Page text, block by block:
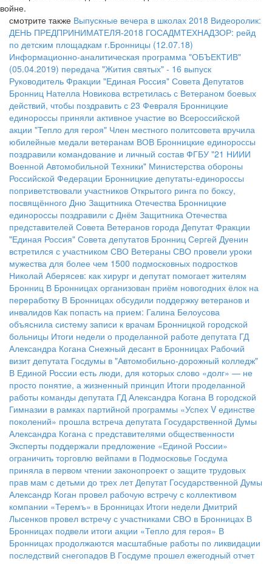
войне.
смотрите также Выпускные вечера в школах 2018 Видеоролик:
ДЕНЬ ПРЕДПРИНИМАТЕЛЯ-2018 ГОСАДМТЕХНАДЗОР: рейд
по детским площадкам г.Бронницы (12.07.18)
Информационно-аналитическая программа "ОБЪЕКТИВ"
(05.04.2019) передача "Жития святых" - 16 выпуск
Руководитель Фракции "Единая Россия" Совета Депутатов
Бронниц Нателла Новикова встретилась с Ветераном боевых
действий, чтобы поздравить с 23 Февраля Бронницкие
единороссы приняли активное участие во Всероссийской
акции "Тепло для героя" Член местного политсовета вручила
юбилейные медали ветеранам ВОВ Бронницкие единороссы
поздравили командование и личный состав ФГБУ "21 НИИИ
Военной Автомобильной Техники" Министерства обороны
Российской Федерации Бронницкие депутаты-единороссы
поприветствовали участников Открытого ринга по боксу,
посвящённого Дню Защитника Отечества Бронницкие
единороссы поздравили с Днём Защитника Отечества
представителей Совета Ветеранов города Депутат Фракции
"Единая Россия" Совета депутатов Бронниц Сергей Дуенин
встретился с участником СВО Ветераны СВО провели уроки
мужества для более чем 1500 подмосковных подростков
Николай Аберясев: как хирург и депутат помогает жителям
Бронниц В Бронницах организован приём новогодних ёлок на
переработку В Бронницах обсудили поддержку ветеранов и
инвалидов Как попасть на прием: Галина Белоусова
объяснила систему записи к врачам Бронницкой городской
больницы Итоги недели о проделанной работе депутата ГД
Александра Когана Снежный десант в Бронницах Рабочий
визит депутата Госдумы в "Автомобильно-дорожный колледж"
В Единой России есть люди, для которых слово «долг» — не
просто понятие, а жизненный принцип Итоги проделанной
работы команды депутата ГД Александра Когана В городской
Гимназии в рамках партийной программы «Успех V единстве
поколений» прошла встреча депутата Государственной Думы
Александра Когана с представителями общественности
Эксперты поддержали предложение «Единой России»
ограничить торговлю вейпами в Подмосковье Госдума
приняла в первом чтении законопроект о защите трудовых
прав мам с детьми до трех лет Депутат Государственной Думы
Александр Коган провел рабочую встречу с коллективом
компании «Теремъ» в Бронницах Итоги недели Дмитрий
Лысенков провел встречу с участниками СВО в Бронницах В
Бронницах подвели итоги акции «Тепло для героя» В
Бронницах продолжаются масштабные работы по ликвидации
последствий снегопадов В Госдуме прошел ежегодный отчет